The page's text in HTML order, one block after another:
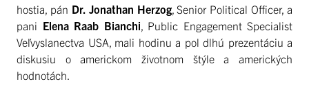
hostia, pán Dr. Jonathan Herzog, Senior Political Officer, a
pani Elena Raab Bianchi , Public Engagement Specialist
Veľvyslanectva USA, mali hodinu a pol dlhú prezentáciu a
diskusiu o americkom životnom štýle a amerických
hodnotách.